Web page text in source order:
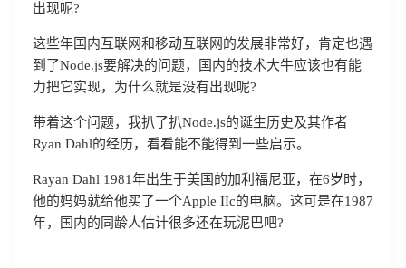
出现呢?
这些年国内互联网和移动互联网的发展非常好，肯定也遇
到了Node.js要解决的问题，国内的技术大牛应该也有能
力把它实现，为什么就是没有出现呢?
带着这个问题，我扒了扒Node.js的诞生历史及其作者
Ryan Dahl的经历，看看能不能得到一些启示。
Rayan Dahl 1981年出生于美国的加利福尼亚，在6岁时，
他的妈妈就给他买了一个Apple IIc的电脑。这可是在1987
年，国内的同龄人估计很多还在玩泥巴吧?